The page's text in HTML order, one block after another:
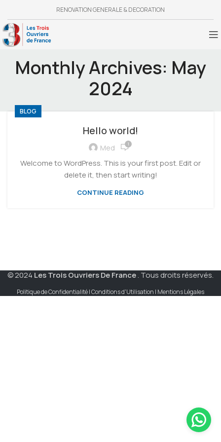
RENOVATION GENERALE & DECORATION
Monthly Archives: May
2024
BLOG
Hello world!
Med 1
Welcome to WordPress. This is your first post. Edit or
delete it, then start writing!
CONTINUE READING
© 2024 Les Trois Ouvriers De France. Tous droits réservés.
Politique de Confidentialité | Conditions d'Utilisation | Mentions Légales